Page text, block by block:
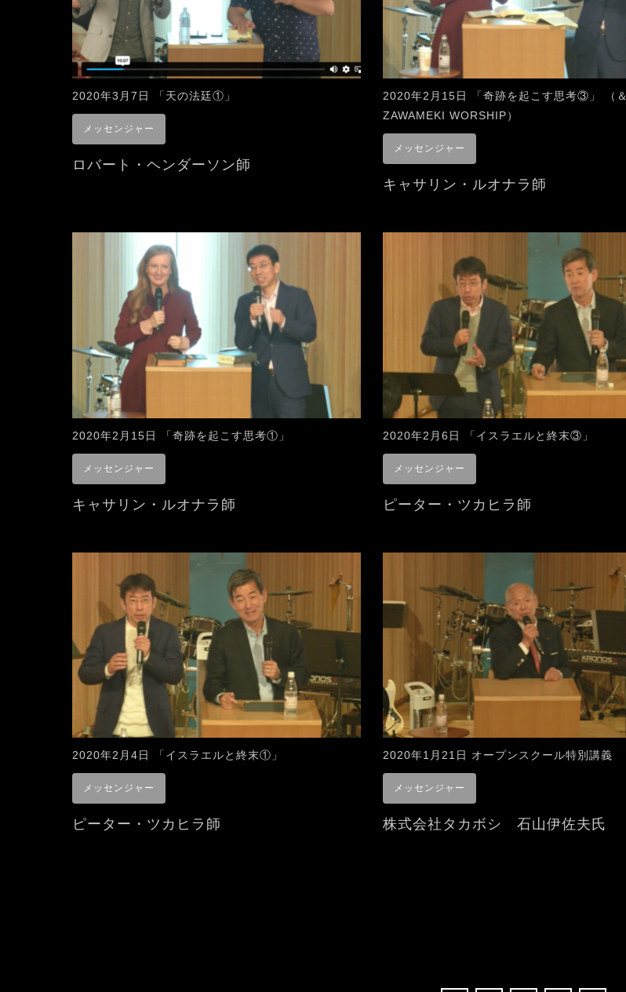
2020年3月7日 「天の法廷①」
メッセンジャー
ロバート・ヘンダーソン師
2020年2月15日 「奇跡を起こす思考③」 （＆
ZAWAMEKI WORSHIP）
メッセンジャー
キャサリン・ルオナラ師
2020年2月15日 「奇跡を起こす思考①」
メッセンジャー
キャサリン・ルオナラ師
2020年2月6日 「イスラエルと終末③」
メッセンジャー
ピーター・ツカヒラ師
2020年2月4日 「イスラエルと終末①」
メッセンジャー
ピーター・ツカヒラ師
2020年1月21日 オープンスクール特別講義
メッセンジャー
株式会社タカボシ 石山伊佐夫氏